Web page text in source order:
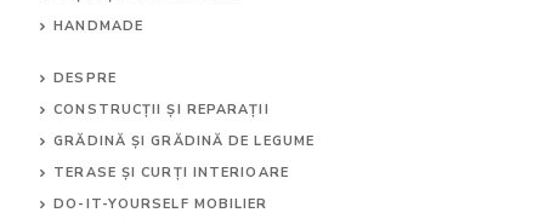
HANDMADE
DESPRE
CONSTRUCȚII ȘI REPARAȚII
GRĂDINĂ ȘI GRĂDINĂ DE LEGUME
TERASE ȘI CURȚI INTERIOARE
DO-IT-YOURSELF MOBILIER